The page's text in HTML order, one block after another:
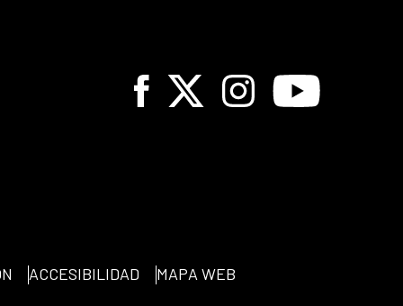
Facebook
X InstagramYoutube
ACCESIBILIDAD MAPA WEB